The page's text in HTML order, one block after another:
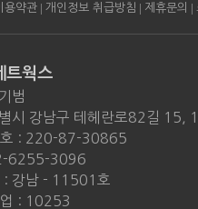
용약관 | 개인정보 취급방침 | 제휴문의 |
트웍스
범
시 강남구 테헤란로82길 15,
호 : 220-87-30865
6255-3096
: 강남 - 11501호
: 10253